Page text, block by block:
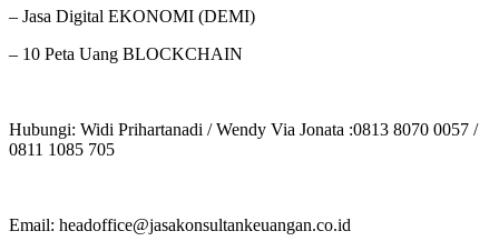
– Jasa Digital EKONOMI (DEMI)
– 10 Peta Uang BLOCKCHAIN
Hubungi: Widi Prihartanadi / Wendy Via Jonata :0813 8070 0057 /
0811 1085 705
Email: headoffice@jasakonsultankeuangan.co.id